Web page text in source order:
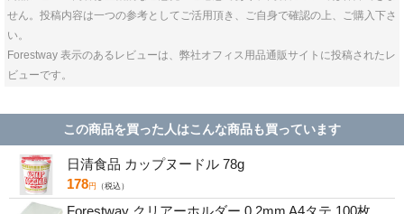
せん。投稿内容は一つの参考としてご活用頂き、ご自身で確認の上、ご購入下さ
い。
Forestway 表示のあるレビューは、弊社オフィス用品通販サイトに投稿されたレ
ビューです。
この商品を買った人はこんな商品も買っています
日清食品 カップヌードル 78g
178円 （税込）